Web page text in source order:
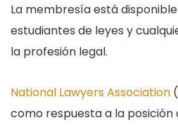
La membresía está
estudiantes de leyes y
la profesión legal.
National Lawyers Association
como respuesta a la posición